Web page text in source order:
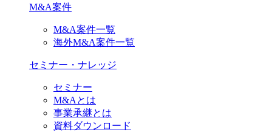
M&A案件
M&A案件一覧
海外M&A案件一覧
セミナー・ナレッジ
セミナー
M&Aとは
事業承継とは
資料ダウンロード